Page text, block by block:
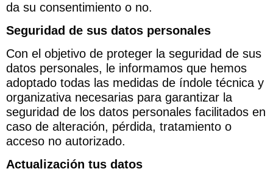
da su consentimiento o no.
Seguridad de sus datos personales
Con el objetivo de proteger la seguridad de sus
datos personales, le informamos que hemos
adoptado todas las medidas de índole técnica y
organizativa necesarias para garantizar la
seguridad de los datos personales facilitados en
caso de alteración, pérdida, tratamiento o
acceso no autorizado.
Actualización tus datos